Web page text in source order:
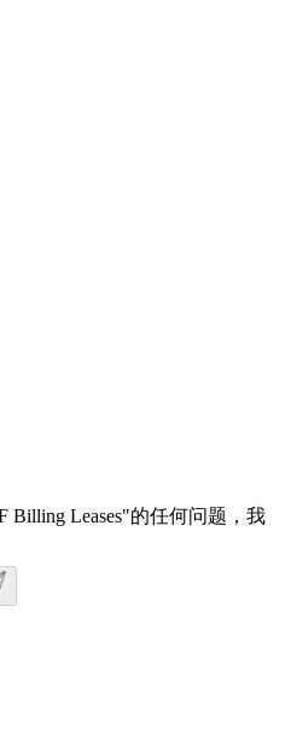
Billing Leases"的任何问题，我